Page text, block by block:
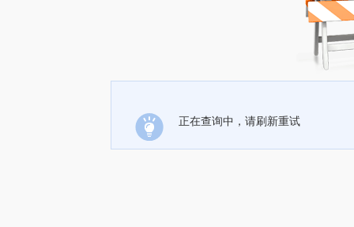
正在查询中，请刷新重试